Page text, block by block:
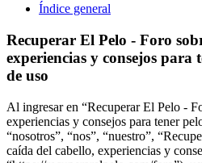
Índice general
Recuperar El Pelo - Foro
experiencias y consejos para
de uso
Al ingresar en “Recuperar El Pelo -
experiencias y consejos para tener
“nosotros”, “nos”, “nuestro”,
caída del cabello, experiencias y